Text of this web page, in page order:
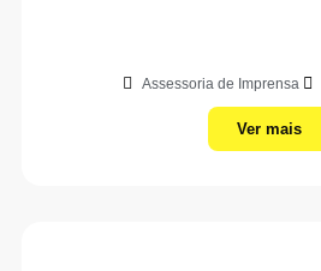
Assessoria de Imprensa
Ver mais